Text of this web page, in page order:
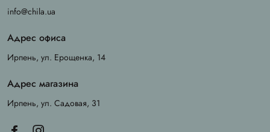
info@chila.ua
Адрес офиса
Ирпень, ул. Ерощенка, 14
Адрес магазина
Ирпень, ул. Садовая, 31